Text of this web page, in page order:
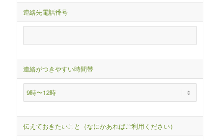
連絡先電話番号
連絡がつきやすい時間帯
伝えておきたいこと（なにかあればご利用ください）